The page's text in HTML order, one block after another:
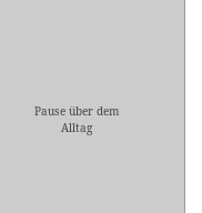
Pause über dem
Alltag